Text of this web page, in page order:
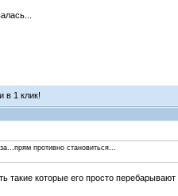
в 1 клик!
противно становиться...
которые его просто